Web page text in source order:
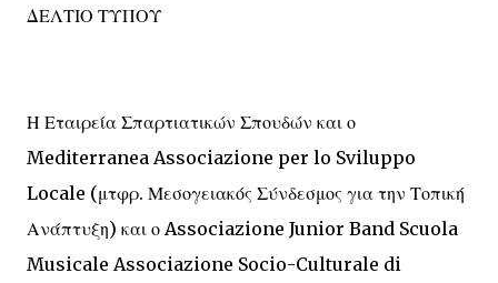
ΔΕΛΤΙΟ ΤΥΠΟΥ
Η Εταιρεία Σπαρτιατικών Σπουδών και ο
Mediterranea Associazione per lo Sviluppo
Locale (μτφρ. Μεσογειακός Σύνδεσμος για την Τοπική
Ανάπτυξη) και ο Associazione Junior Band Scuola
Musicale Associazione Socio-Culturale di